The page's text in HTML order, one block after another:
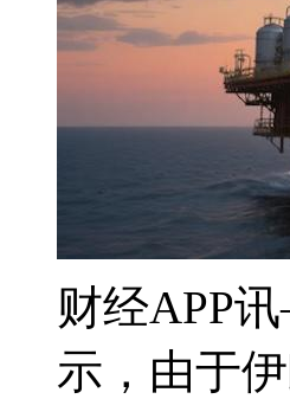
财经APP
示，由于